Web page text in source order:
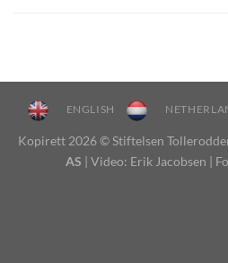
ENGLISH
Kopirett 2026 © Stiftelsen
AS | Video: Erik Jacobsen |